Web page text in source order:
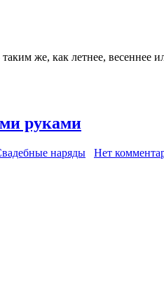
же, как летнее, весеннее
руками
наряды Нет